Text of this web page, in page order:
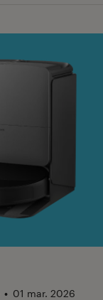
• 01 mar. 2026